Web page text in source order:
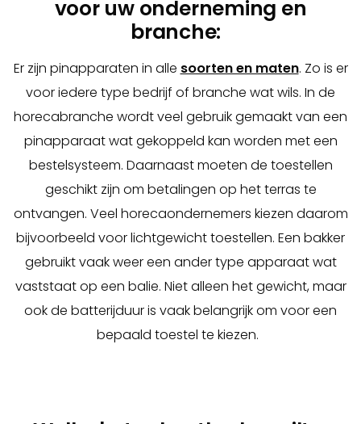
voor uw onderneming en
branche:
Er zijn pinapparaten in alle soorten en maten. Zo is er
voor iedere type bedrijf of branche wat wils. In de
horecabranche wordt veel gebruik gemaakt van een
pinapparaat wat gekoppeld kan worden met een
bestelsysteem. Daarnaast moeten de toestellen
geschikt zijn om betalingen op het terras te
ontvangen. Veel horecaondernemers kiezen daarom
bijvoorbeeld voor lichtgewicht toestellen. Een bakker
gebruikt vaak weer een ander type apparaat wat
vaststaat op een balie. Niet alleen het gewicht, maar
ook de batterijduur is vaak belangrijk om voor een
bepaald toestel te kiezen.